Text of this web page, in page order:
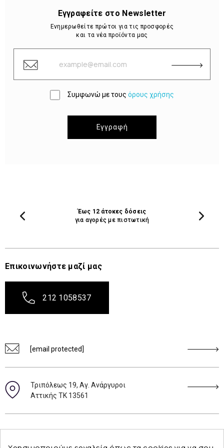
Εγγραφείτε στο Newsletter
Ενημερωθείτε πρώτοι για τις προσφορές
και τα νέα προϊόντα μας
Συμφωνώ με τους όρους χρήσης
Εγγραφή
Έως 12 άτοκες δόσεις
για αγορές με πιστωτική
Επικοινωνήστε μαζί μας
212 1058537
[email protected]
Τριπόλεως 19, Αγ. Ανάργυροι
Αττικής ΤΚ 13561